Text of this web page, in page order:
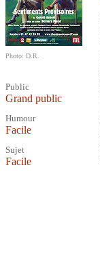
Photo: D.R.
Public
Grand public
Humour
Facile
Sujet
Facile